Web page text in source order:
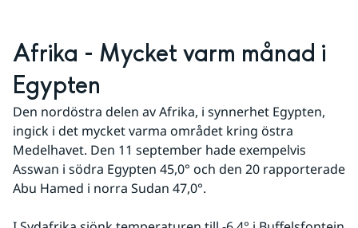
Afrika - Mycket varm månad i
Egypten
Den nordöstra delen av Afrika, i synnerhet Egypten,
ingick i det mycket varma området kring östra
Medelhavet. Den 11 september hade exempelvis
Asswan i södra Egypten 45,0° och den 20 rapporterade
Abu Hamed i norra Sudan 47,0°.